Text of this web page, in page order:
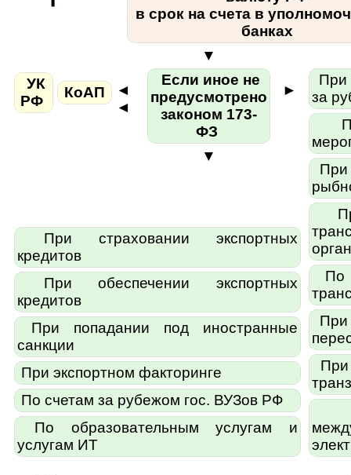
в срок на счета в
банках
▼
УК
РФ
КоАП
◄
◄
Если иное не
предусмотрено
законом 173-
ФЗ
▼
►
При
за
При
По
При
При
При страховании экспортных
кредитов
При обеспечении экспортных
кредитов
При попадании под иностранные
санкции
При экспортном факторинге
По счетам за рубежом гос. ВУЗов РФ
По образовательным услугам и
услугам ИТ